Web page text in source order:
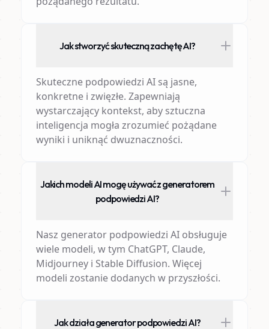
Jak stworzyć skuteczną zachętę AI?
Skuteczne podpowiedzi AI są jasne,
konkretne i zwięzłe. Zapewniają
wystarczający kontekst, aby sztuczna
inteligencja mogła zrozumieć pożądane
wyniki i uniknąć dwuznaczności.
Jakich modeli AI mogę używać z generatorem
podpowiedzi AI?
Nasz generator podpowiedzi AI obsługuje
wiele modeli, w tym ChatGPT, Claude,
Midjourney i Stable Diffusion. Więcej
modeli zostanie dodanych w przyszłości.
Jak działa generator podpowiedzi AI?